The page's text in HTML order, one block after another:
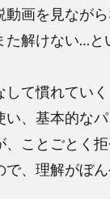
画を見なが
た解けない…と
て慣れてい
、基本的な
ことごとく拒
、理解がぼ